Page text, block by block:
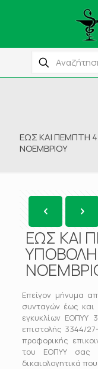
ΕΩΣ ΚΑΙ ΠΕΜΠΤΗ
ΝΟΕΜΒΡΙΟΥ
ΕΩΣ ΚΑΙ
Επείγον μήνυμα
συνταγών έως και
εγκυκλίων ΕΟΠΥΥ
επιστολής 3344/
προφορικής
του ΕΟΠΥΥ σας
δικαιολογητικά